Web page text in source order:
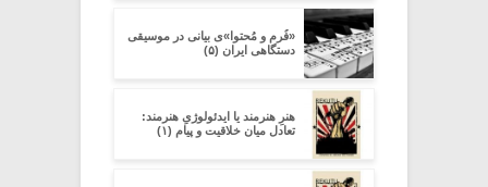
«فُرم و مُحتوا»ی بیانی در موسیقی
دستگاهی ایران (۵)
هنرِ هنرمند یا ایدئولوژیِ هنرمند:
تعادل میان خلاقیت و پیام (۱)